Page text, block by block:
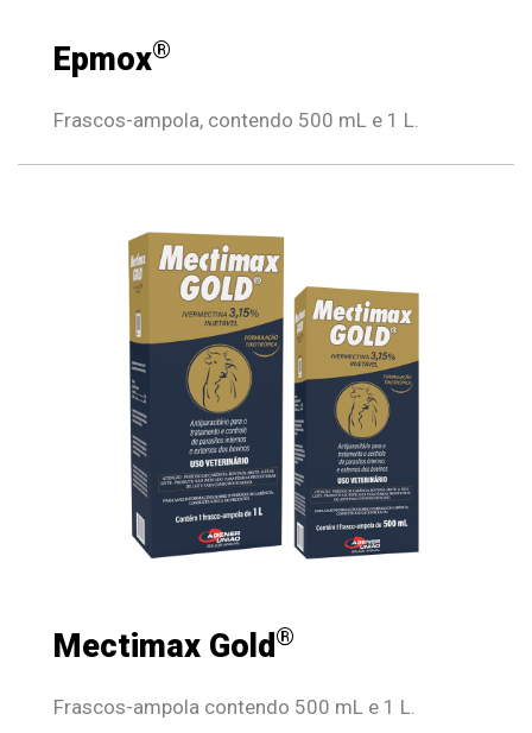
Epmox®
Frascos-ampola, contendo 500 mL e 1 L.
Mectimax Gold ®
Frascos-ampola contendo 500 mL e 1 L.